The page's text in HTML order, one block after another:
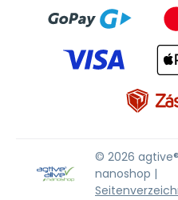
© 2026 agtive®
nanoshop |